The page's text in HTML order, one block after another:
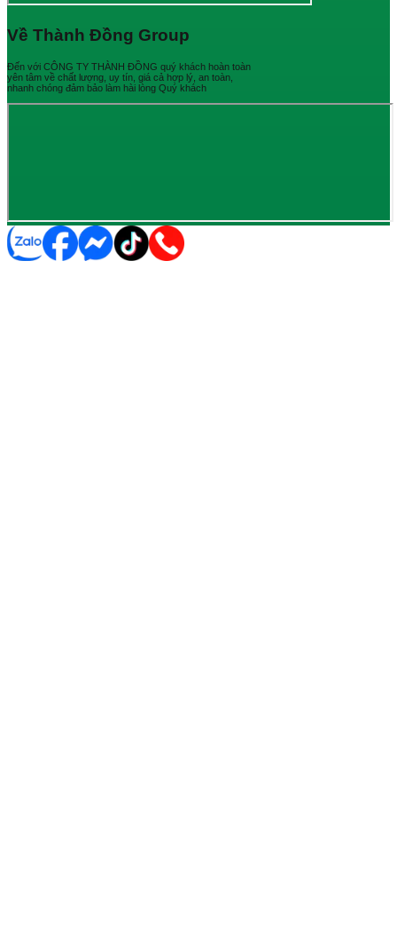
Về Thành Đồng Group
Đến với CÔNG TY THÀNH ĐỒNG quý khách hoàn toàn
yên tâm về chất lượng, uy tín, giá cả hợp lý, an toàn,
nhanh chóng đảm bảo làm hài lòng Quý khách